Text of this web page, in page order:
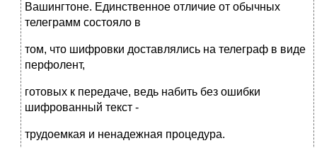
Вашингтоне. Единственное отличие от обычных
телеграмм состояло в
том, что шифровки доставлялись на телеграф в виде
перфолент,
готовых к передаче, ведь набить без ошибки
шифрованный текст -
трудоемкая и ненадежная процедура.